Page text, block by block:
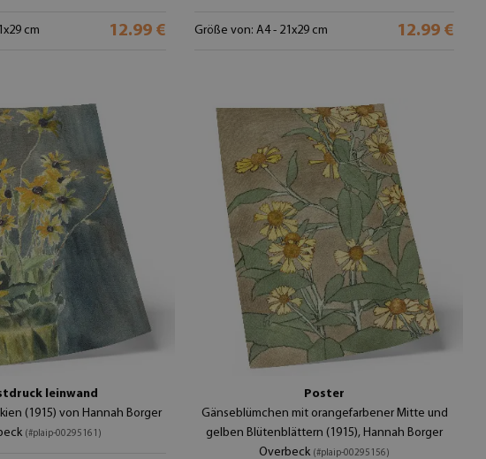
cm 12.99 € Größe von: A4 - 21x29 cm 12.99 €
leinwand
(1915) von Hannah Borger
(#plaip-00295161)
Poster
Gänseblümchen mit orangefarbener Mitte und
gelben Blütenblättern (1915), Hannah Borger
Overbeck (#plaip-00295156)